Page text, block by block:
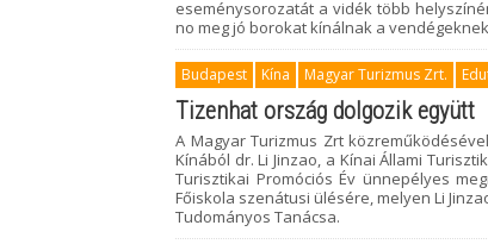
eseménysorozatát a vidék több
no meg jó borokat kínálnak a
Budapest Kína Magyar Turizmus Zrt.
Tizenhat ország dolgozik együtt
A Magyar Turizmus Zrt
Kínából dr. Li Jinzao, a Kínai Állami
Turisztikai Promóciós Év ünnepélyes
Főiskola szenátusi ülésére, melyen Li
Tudományos Tanácsa.